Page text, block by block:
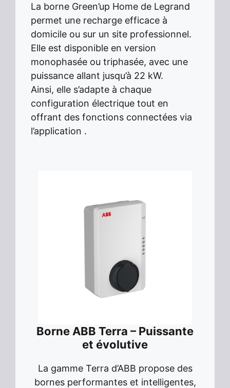
La borne Green’up Home de Legrand
permet une recharge efficace à
domicile ou sur un site professionnel.
Elle est disponible en version
monophasée ou triphasée, avec une
puissance allant jusqu’à 22 kW.
Ainsi, elle s’adapte à chaque
configuration électrique tout en
offrant des fonctions connectées via
l’application .
Borne ABB Terra – Puissante
et évolutive
La gamme Terra d’ABB propose des
bornes performantes et intelligentes,